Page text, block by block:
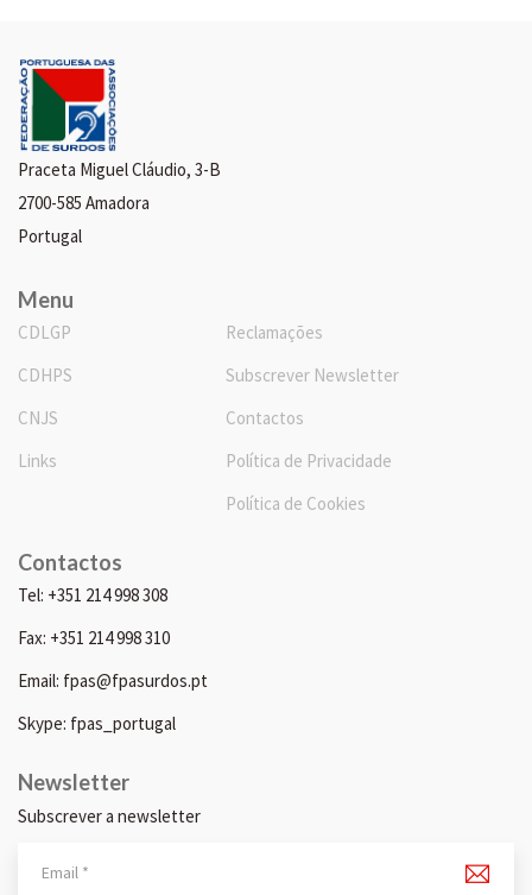
Praceta Miguel Cláudio, 3-B
2700-585 Amadora
Portugal
Menu
CDLGP
CDHPS
CNJS
Links
Reclamações
Subscrever Newsletter
Contactos
Política de Privacidade
Política de Cookies
Contactos
Tel: +351 214 998 308
Fax: +351 214 998 310
Email: fpas@fpasurdos.pt
Skype: fpas_portugal
Newsletter
Subscrever a newsletter